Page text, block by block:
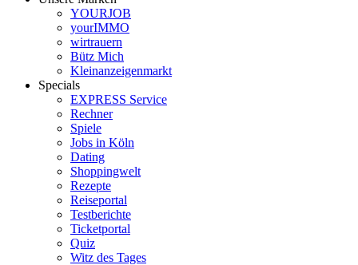
YOURJOB
yourIMMO
wirtrauern
Bütz Mich
Kleinanzeigenmarkt
Specials
EXPRESS Service
Rechner
Spiele
Jobs in Köln
Dating
Shoppingwelt
Rezepte
Reiseportal
Testberichte
Ticketportal
Quiz
Witz des Tages